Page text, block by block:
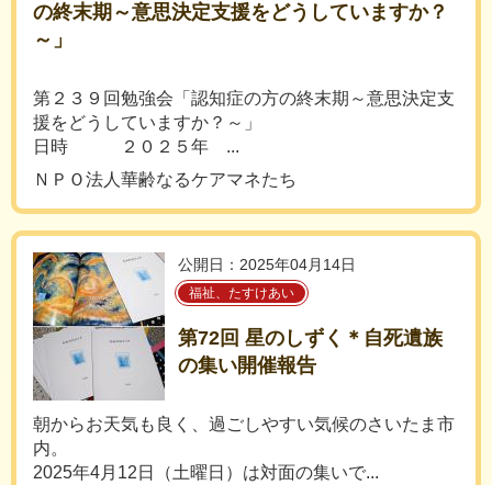
の終末期～意思決定支援をどうしていますか？
～」
第２３９回勉強会「認知症の方の終末期～意思決定支
援をどうしていますか？～」
日時 ２０２５年 ...
ＮＰＯ法人華齢なるケアマネたち
公開日：2025年04月14日
福祉、たすけあい
第72回 星のしずく＊自死遺族
の集い開催報告
朝からお天気も良く、過ごしやすい気候のさいたま市
内。
2025年4月12日（土曜日）は対面の集いで...